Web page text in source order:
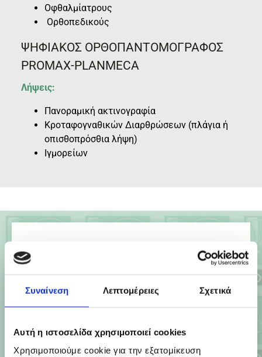
Συναίνεση Λεπτομέρειες Σχετικά
Αυτή η ιστοσελίδα χρησιμοποιεί cookies
Χρησιμοποιούμε cookie για την εξατομίκευση
Οφθαλμίατρους
Ορθοπεδικούς
ΨΗΦΙΑΚΟΣ ΟΡΘΟΠΑΝΤΟΜΟΓΡΑΦΟΣ
PROMAX-PLANMECA
Λήψεις:
Πανοραμική ακτινογραφία
Κροταφογναθικών Διαρθρώσεων (πλάγια ή
οπισθοπρόσθια λήψη)
Ιγμορείων
ΨΗΦΙΑΚΟΣ ΚΡΑΝΙΟΓΡΑΦΟΣ PROMAX-
PLANMECA
ΛΗΨΕΙΣ
Πρόσθια κρανίου
Οπισθοπρόσθια κρανίου